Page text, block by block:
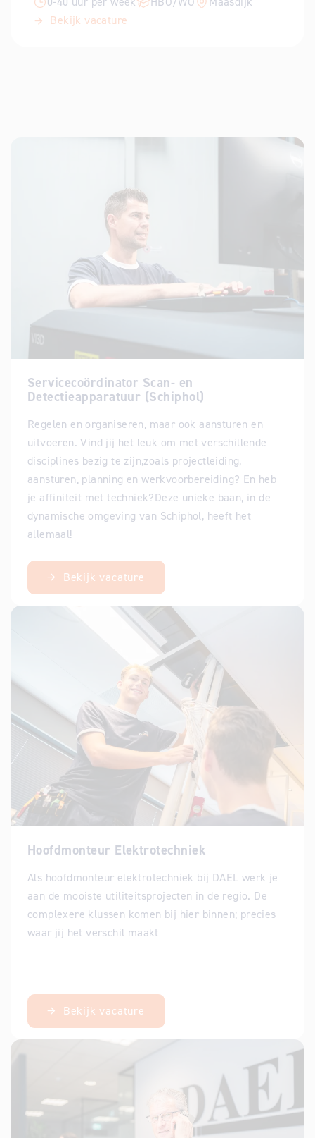
Bekijk vacature
Servicecoördinator Scan- en
Detectieapparatuur (Schiphol)
Regelen en organiseren, maar ook aansturen en
uitvoeren. Vind jij het leuk om met verschillende
disciplines bezig te zijn,zoals projectleiding,
aansturen, planning en werkvoorbereiding? En heb
je affiniteit met techniek?Deze unieke baan, in de
dynamische omgeving van Schiphol, heeft het
allemaal!
Bekijk vacature
Hoofdmonteur Elektrotechniek
Als hoofdmonteur elektrotechniek bij DAEL werk je
aan de mooiste utiliteitsprojecten in de regio. De
complexere klussen komen bij hier binnen; precies
waar jij het verschil maakt
Bekijk vacature